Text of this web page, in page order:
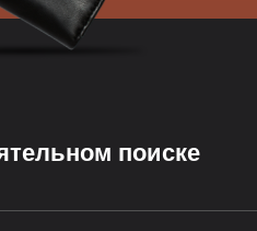
соответствует рынку –
поиске